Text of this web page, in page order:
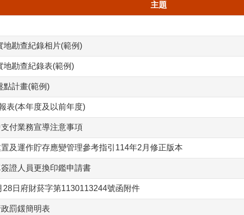
主題
地勘查紀錄相片(範例)
地勘查紀錄表(範例)
點計畫(範例)
表(本年度及以前年度)
付業務宣導注意事項
及運作貯存應變管理參考指引114年2月修正版本
證人員更換印鑑申請書
28日府財菸字第1130113244號函附件
罰鍰簡明表